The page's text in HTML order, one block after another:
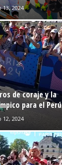
13, 2024
de coraje y la
para el Perú
12, 2024